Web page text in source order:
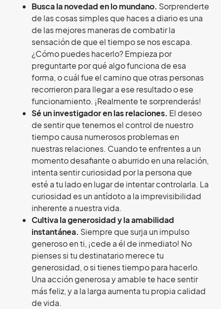
Busca la novedad en lo mundano. Sorprenderte
de las cosas simples que haces a diario es una
de las mejores maneras de combatir la
sensación de que el tiempo se nos escapa.
¿Cómo puedes hacerlo? Empieza por
preguntarte por qué algo funciona de esa
forma, o cuál fue el camino que otras personas
recorrieron para llegar a ese resultado o ese
funcionamiento. ¡Realmente te sorprenderás!
Sé un investigador en las relaciones. El deseo
de sentir que tenemos el control de nuestro
tiempo causa numerosos problemas en
nuestras relaciones. Cuando te enfrentes a un
momento desafiante o aburrido en una relación,
intenta sentir curiosidad por la persona que
esté a tu lado en lugar de intentar controlarla. La
curiosidad es un antídoto a la imprevisibilidad
inherente a nuestra vida.
Cultiva la generosidad y la amabilidad
instantánea. Siempre que surja un impulso
generoso en ti, ¡cede a él de inmediato! No
pienses si tu destinatario merece tu
generosidad, o si tienes tiempo para hacerlo.
Una acción generosa y amable te hace sentir
más feliz, y a la larga aumenta tu propia calidad
de vida.